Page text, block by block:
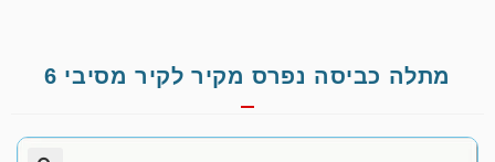
מתלה כביסה נפרס מקיר לקיר מסיבי 6